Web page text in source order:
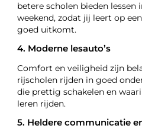
betere scholen bieden lessen
weekend, zodat jij leert op
goed uitkomt.
4. Moderne lesauto’s
Comfort en veiligheid zijn
rijscholen rijden in goed
die prettig schakelen en
leren rijden.
5. Heldere communicatie